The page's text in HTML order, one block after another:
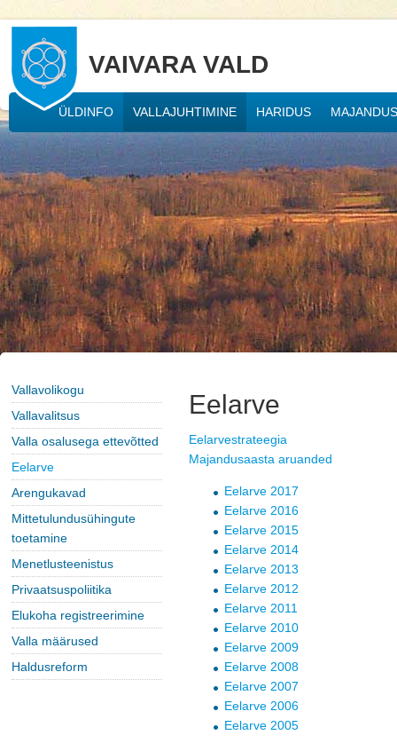
VAIVARA VALD
ÜLDINFO VALLAJUHTIMINE HARIDUS MAJANDUS
Vallavolikogu
Vallavalitsus
Valla osalusega ettevõtted
Eelarve
Arengukavad
Mittetulundusühingute
toetamine
Menetlusteenistus
Privaatsuspoliitika
Elukoha registreerimine
Valla määrused
Haldusreform
Eelarve
Eelarvestrateegia
Majandusaasta aruanded
Eelarve 2017
Eelarve 2016
Eelarve 2015
Eelarve 2014
Eelarve 2013
Eelarve 2012
Eelarve 2011
Eelarve 2010
Eelarve 2009
Eelarve 2008
Eelarve 2007
Eelarve 2006
Eelarve 2005